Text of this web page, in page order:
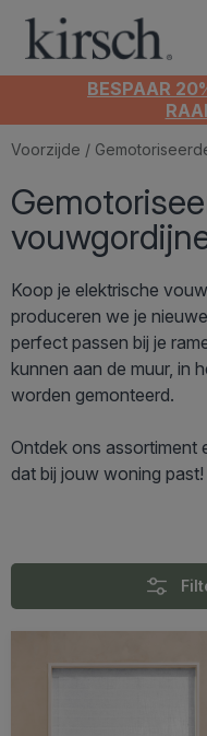
BESPAAR
Voorzijde /
Koop je elektrische
produceren we je
perfect passen bij je
kunnen aan de muur, in
worden gemonteerd.
Ontdek ons assortiment
dat bij jouw woning past!